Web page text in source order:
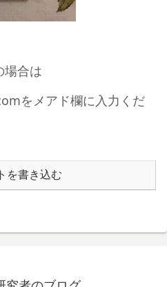
場合は
をメアド欄に入力くだ
を書き込む